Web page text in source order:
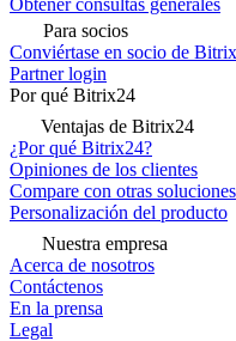
Obtener consultas generales
Para socios
Conviértase en socio de
Partner login
Por qué Bitrix24
Ventajas de Bitrix24
¿Por qué Bitrix24?
Opiniones de los clientes
Compare con otras soluciones
Personalización del producto
Nuestra empresa
Acerca de nosotros
Contáctenos
En la prensa
Legal